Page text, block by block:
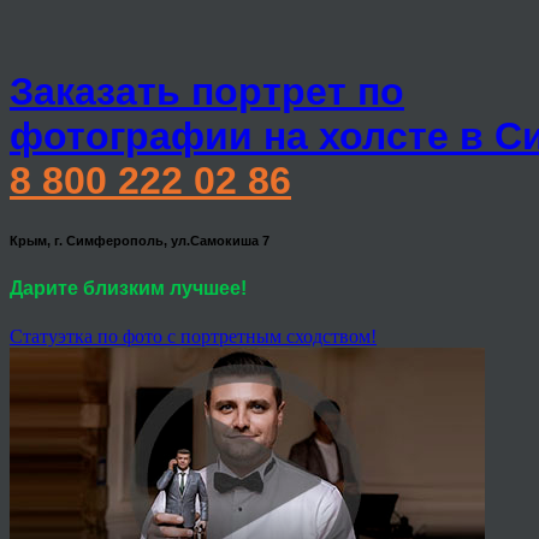
Заказать портрет по
фотографии на холсте в
8 800 222 02 86
Крым, г. Симферополь, ул.Самокиша 7
Дарите близким лучшее!
Статуэтка по фото с портретным сходством!